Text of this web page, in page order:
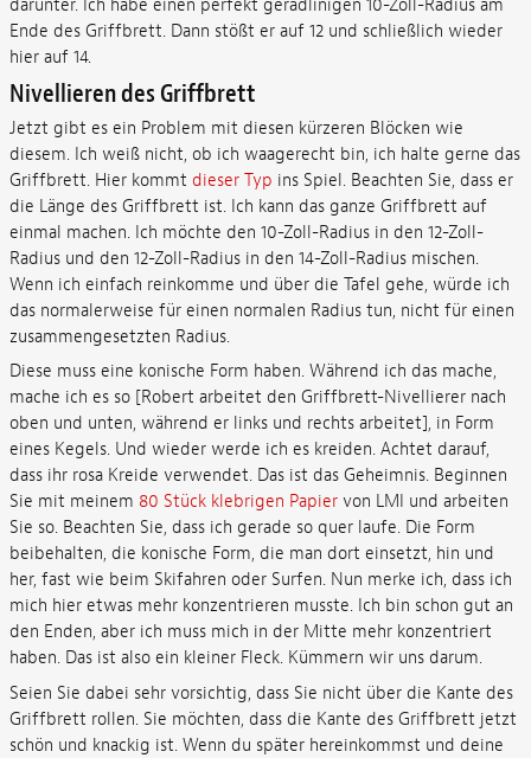
darunter. Ich habe einen perfekt geradlinigen 10-Zoll-Radius am
Ende des Griffbrett. Dann stößt er auf 12 und schließlich wieder
hier auf 14.
Nivellieren des Griffbrett
Jetzt gibt es ein Problem mit diesen kürzeren Blöcken wie
diesem. Ich weiß nicht, ob ich waagerecht bin, ich halte gerne das
Griffbrett. Hier kommt dieser Typ ins Spiel. Beachten Sie, dass er
die Länge des Griffbrett ist. Ich kann das ganze Griffbrett auf
einmal machen. Ich möchte den 10-Zoll-Radius in den 12-Zoll-
Radius und den 12-Zoll-Radius in den 14-Zoll-Radius mischen.
Wenn ich einfach reinkomme und über die Tafel gehe, würde ich
das normalerweise für einen normalen Radius tun, nicht für einen
zusammengesetzten Radius.
Diese muss eine konische Form haben. Während ich das mache,
mache ich es so [Robert arbeitet den Griffbrett-Nivellierer nach
oben und unten, während er links und rechts arbeitet], in Form
eines Kegels. Und wieder werde ich es kreiden. Achtet darauf,
dass ihr rosa Kreide verwendet. Das ist das Geheimnis. Beginnen
Sie mit meinem 80 Stück klebrigen Papiervon LMI und arbeiten
Sie so. Beachten Sie, dass ich gerade so quer laufe. Die Form
beibehalten, die konische Form, die man dort einsetzt, hin und
her, fast wie beim Skifahren oder Surfen. Nun merke ich, dass ich
mich hier etwas mehr konzentrieren musste. Ich bin schon gut an
den Enden, aber ich muss mich in der Mitte mehr konzentriert
haben. Das ist also ein kleiner Fleck. Kümmern wir uns darum.
Seien Sie dabei sehr vorsichtig, dass Sie nicht über die Kante des
Griffbrett rollen. Sie möchten, dass die Kante des Griffbrett jetzt
schön und knackig ist. Wenn du später hereinkommst und deine